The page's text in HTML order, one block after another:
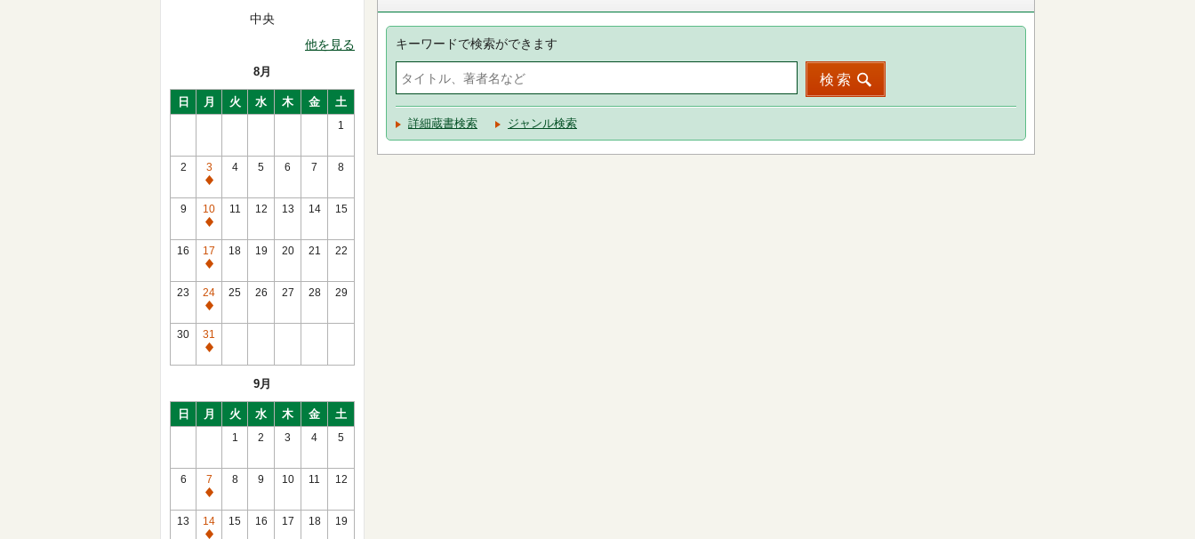
中央
他を見る
8月
日 月 火 水 木 金 土
1
2
3
通
常
休
館
4 5 6 7 8
9
10
通
常
休
館
11 12 13 14 15
16
17
通
常
休
館
18 19 20 21 22
23
24
通
常
休
館
25 26 27 28 29
30
31
通
館
9月
日 月 火 水 木 金 土
1 2 3 4 5
6
7
通
常
休
8 9 10 11 12
13
14
15 16 17 18 19
キーワードで検索ができます
検索
詳細蔵書検索 ジャンル検索